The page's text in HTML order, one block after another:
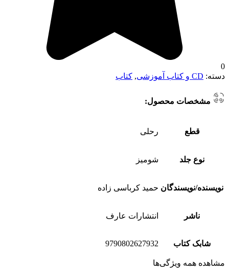
0
دسته: CD و کتاب آموزشی , کتاب
مشخصات محصول:
قطع رحلی
نوع جلد شومیز
نویسنده/نویسندگان حمید کرباسی زاده
ناشر انتشارات عارف
شابک کتاب 9790802627932
مشاهده همه ویژگی‌ها